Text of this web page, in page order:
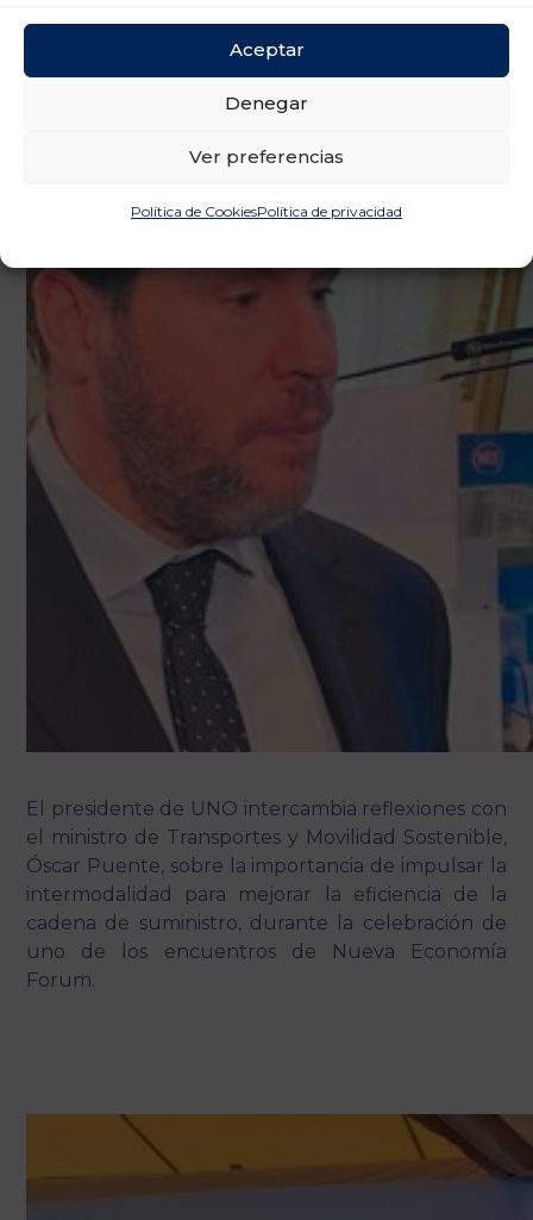
Aceptar
Denegar
Ver preferencias
Política de CookiesPolítica de privacidad
El presidente de UNO intercambia reflexiones con
el ministro de Transportes y Movilidad Sostenible,
Óscar Puente, sobre la importancia de impulsar la
intermodalidad para mejorar la eficiencia de la
cadena de suministro, durante la celebración de
uno de los encuentros de Nueva Economía
Forum.